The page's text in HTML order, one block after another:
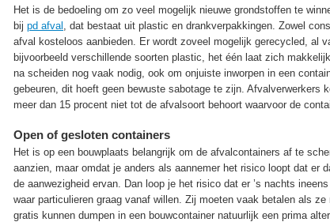
Het is de bedoeling om zo veel mogelijk nieuwe grondstoffen te
bij pd afval
, dat bestaat uit plastic en drankverpakkingen. Zowel
afval kosteloos aanbieden. Er wordt zoveel mogelijk gerecycled, al
bijvoorbeeld verschillende soorten plastic, het één laat zich
na scheiden nog vaak nodig, ook om onjuiste inworpen in een
gebeuren, dit hoeft geen bewuste sabotage te zijn. Afvalverwerkers
meer dan 15 procent niet tot de afvalsoort behoort waarvoor de
Open of gesloten containers
Het is op een bouwplaats belangrijk om de afvalcontainers af te
aanzien, maar omdat je anders als aannemer het risico loopt dat er
de aanwezigheid ervan. Dan loop je het risico dat er ’s nachts
waar particulieren graag vanaf willen. Zij moeten vaak betalen als
gratis kunnen dumpen in een bouwcontainer natuurlijk een prima